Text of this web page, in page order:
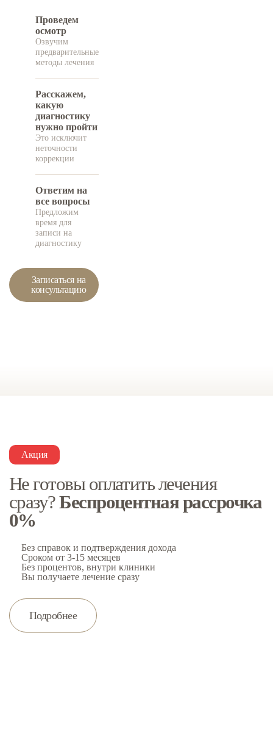
Проведем
осмотр
Озвучим
предварительные
методы лечения
Расскажем,
какую
диагностику
нужно пройти
Это исключит
неточности
коррекции
Ответим на
все вопросы
Предложим
время для
записи на
диагностику
Записаться на
консультацию
Акция
Не готовы оплатить лечения
сразу?Беспроцентная рассрочка
0%
Без справок и подтверждения дохода
Сроком от 3-15 месяцев
Без процентов, внутри клиники
Вы получаете лечение сразу
Подробнее